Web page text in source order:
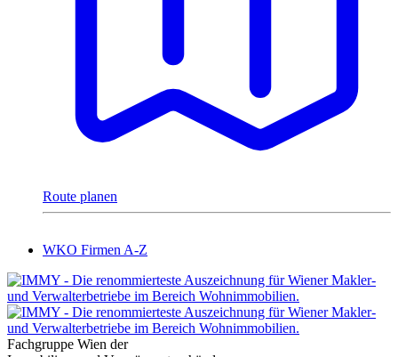
Route planen
WKO Firmen A-Z
Fachgruppe Wien der